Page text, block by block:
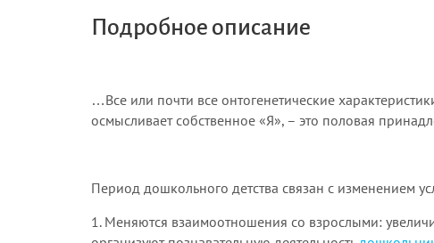
Подробное описание
…Все или почти все онтогенетические
осмысливает собственное «Я», – это половая
Период дошкольного детства связан с изменением
1. Меняются взаимоотношения со взрослыми: